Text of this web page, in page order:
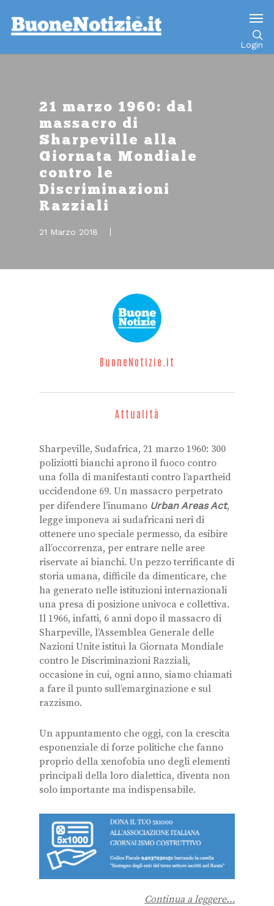
Login
21 marzo 1960: dal
massacro di
Sharpeville alla
Giornata Mondiale
contro le
Discriminazioni
Razziali
21 Marzo 2018
BuoneNotizie.it
Attualità
Sharpeville, Sudafrica, 21 marzo 1960: 300
poliziotti bianchi aprono il fuoco contro
una folla di manifestanti contro l’apartheid
uccidendone 69. Un massacro perpetrato
per difendere l’inumano Urban Areas Act,
legge imponeva ai sudafricani neri di
ottenere uno speciale permesso, da esibire
all’occorrenza, per entrare nelle aree
riservate ai bianchi. Un pezzo terrificante di
storia umana, difficile da dimenticare, che
ha generato nelle istituzioni internazionali
una presa di posizione univoca e collettiva.
Il 1966, infatti, 6 anni dopo il massacro di
Sharpeville, l’Assemblea Generale delle
Nazioni Unite istituì la Giornata Mondiale
contro le Discriminazioni Razziali,
occasione in cui, ogni anno, siamo chiamati
a fare il punto sull’emarginazione e sul
razzismo.
Un appuntamento che oggi, con la crescita
esponenziale di forze politiche che fanno
proprio della xenofobia uno degli elementi
principali della loro dialettica, diventa non
solo importante ma indispensabile.
Continua a leggere…
Go to mobile version